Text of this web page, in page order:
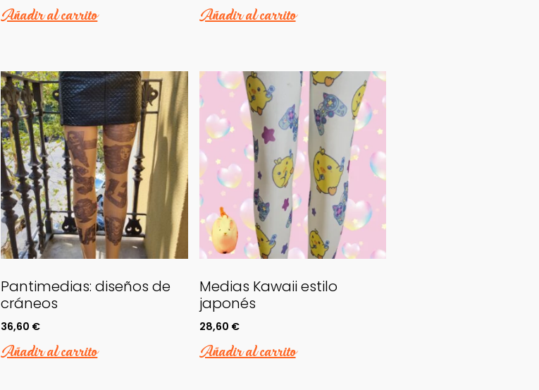
Añadir al carrito Añadir al carrito
Pantimedias: diseños de
cráneos
36,60 €
Añadir al carrito
Medias Kawaii estilo
japonés
28,60 €
Añadir al carrito